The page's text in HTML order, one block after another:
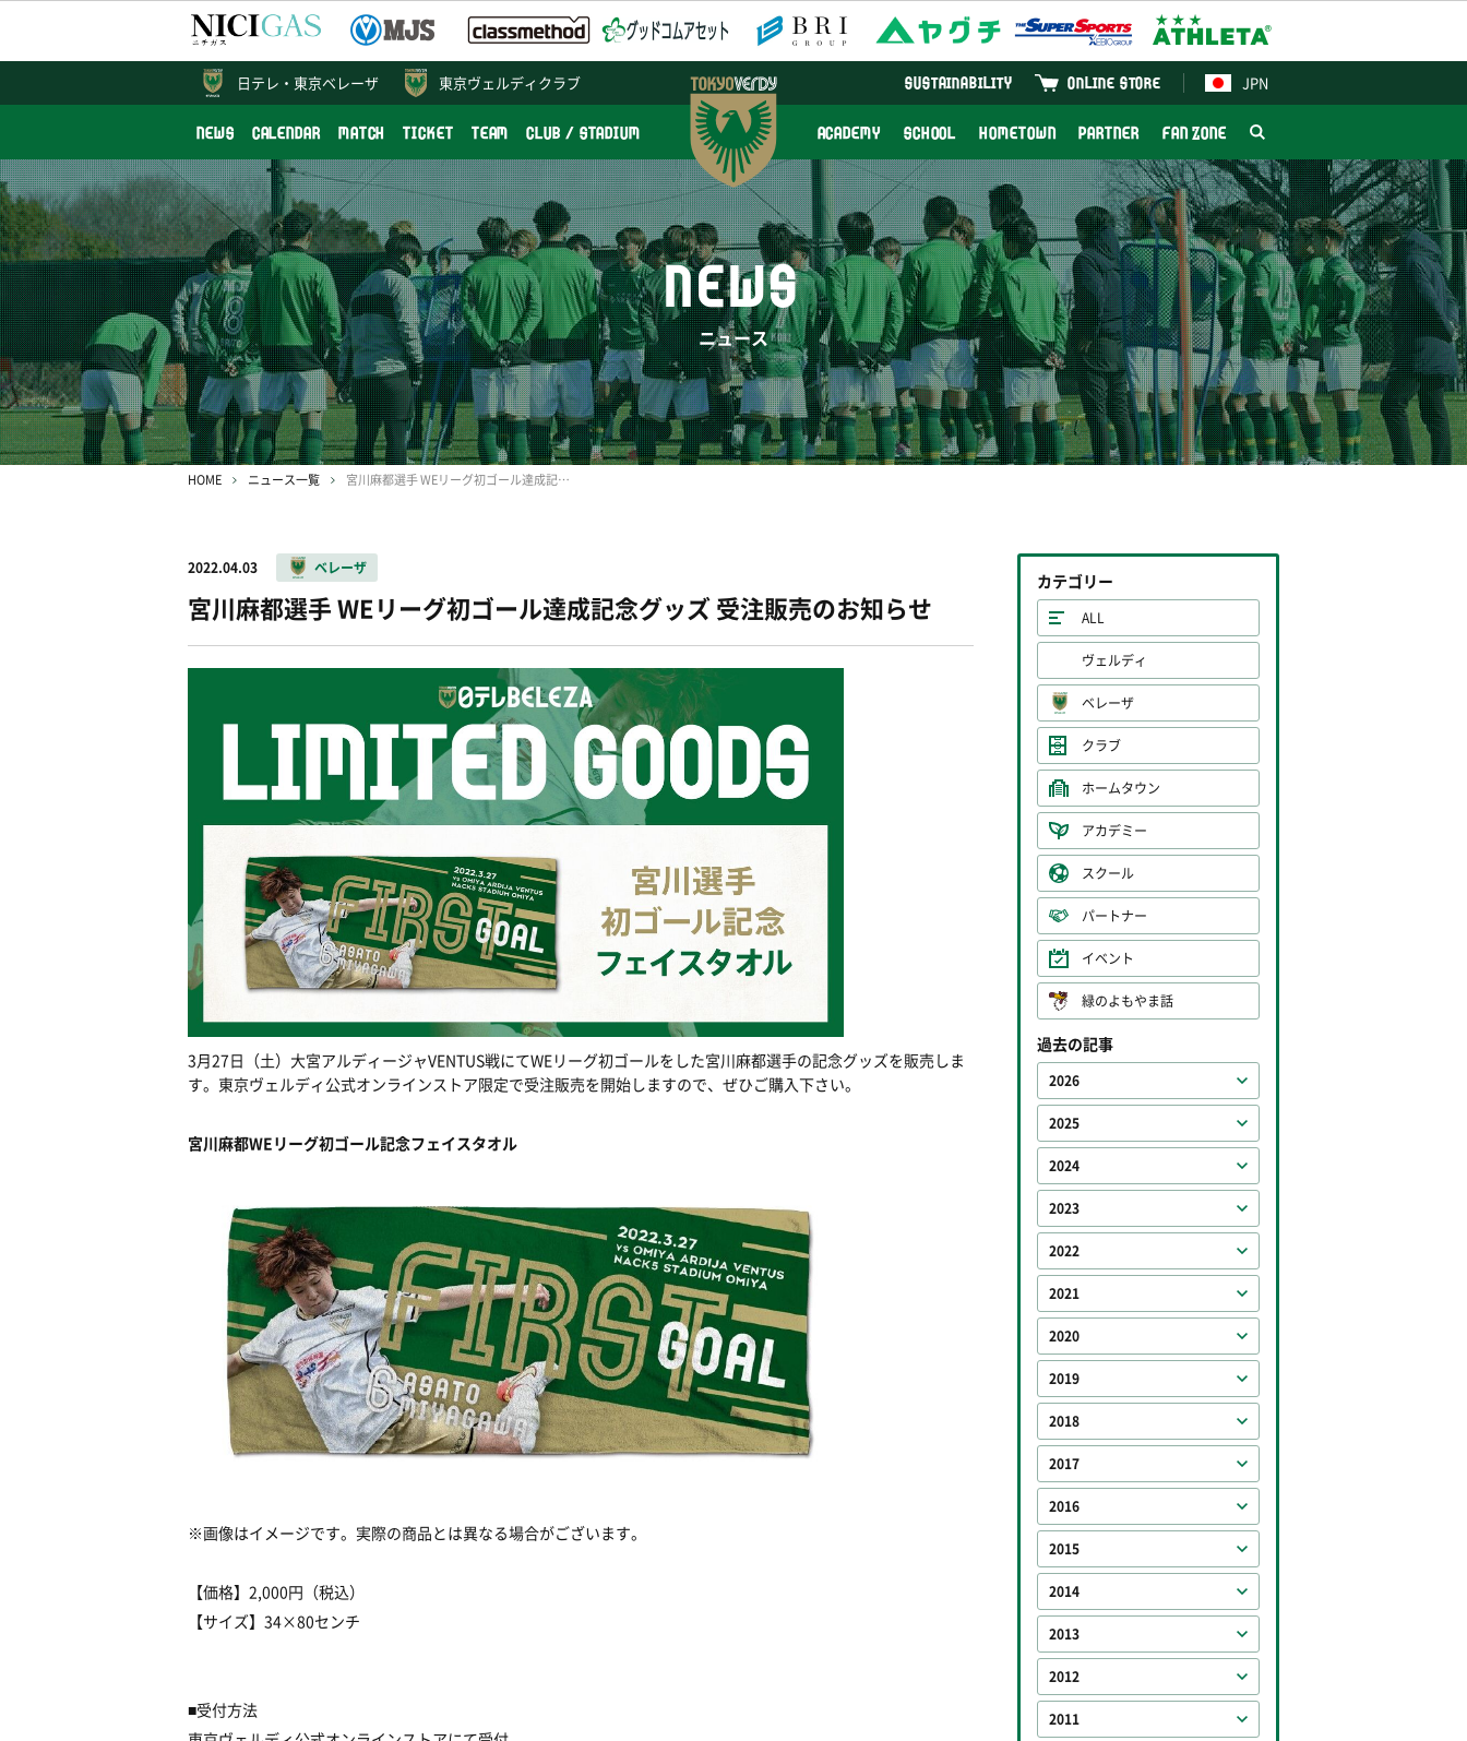
東京ヴェルディクラブ JPN
ONLINE STORE
SUSTAINABILITY
NEWS CALENDAR MATCH TICKET TEAM CLUB / STADIUM ACADEMY SCHOOL HOMETOWN PARTNER FAN ZONE
日テレ・ 東京ベレーザ
NEWS
ニュース
HOME ニュース一覧 宮川麻都選手 WEリーグ初ゴール達成記念グッズ 受注販売のお知らせ
2022.04.03 ベレーザ
宮川麻都選手 WEリーグ初ゴール達成記念グッズ 受注販売のお知らせ
3月27日（土）大宮アルディージャVENTUS戦にてWEリーグ初ゴールをした宮川麻都選手の記念グッズを販売しま
す。東京ヴェルディ公式オンラインストア限定で受注販売を開始しますので、ぜひご購入下さい。
宮川麻都WEリーグ初ゴール記念フェイスタオル
※画像はイメージです。実際の商品とは異なる場合がございます。
【価格】2,000円（税込）
【サイズ】34×80センチ
■受付方法
カテゴリー
ALL
ヴェルディ
ベレーザ
クラブ
ホームタウン
アカデミー
スクール
パートナー
イベント
緑のよもやま話
過去の記事
2026
2025
2024
2023
2022
2021
2020
2019
2018
2017
2016
2015
2014
2013
2012
2011